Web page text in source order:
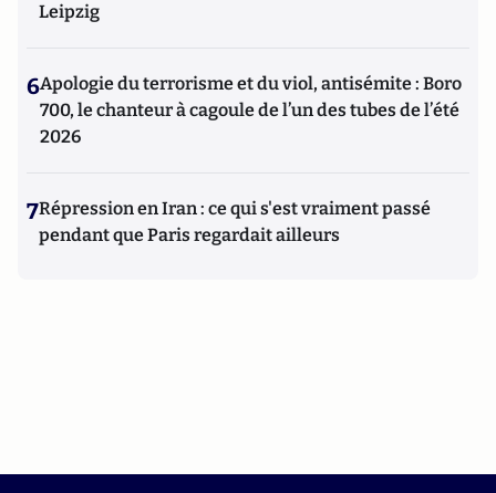
Leipzig
6Apologie du terrorisme et du viol, antisémite : Boro
700, le chanteur à cagoule de l’un des tubes de l’été
2026
7Répression en Iran : ce qui s'est vraiment passé
pendant que Paris regardait ailleurs